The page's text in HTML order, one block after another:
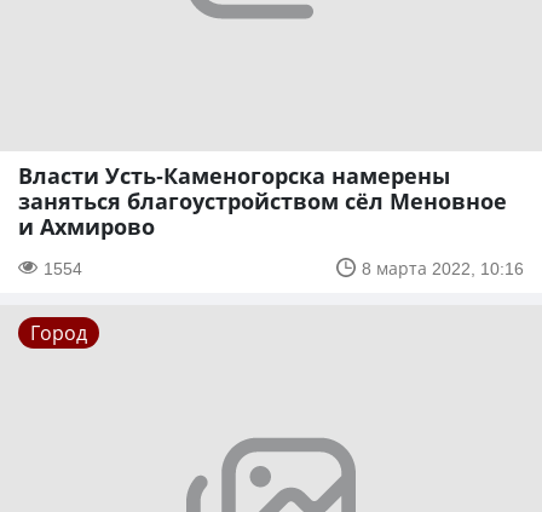
Власти Усть-Каменогорска намерены
заняться благоустройством сёл Меновное
и Ахмирово
1554 8 марта 2022, 10:16
Город